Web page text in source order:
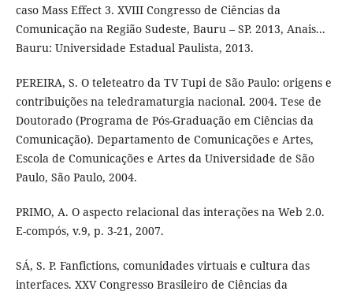
caso Mass Effect 3. XVIII Congresso de Ciências da
Comunicação na Região Sudeste, Bauru – SP. 2013, Anais...
Bauru: Universidade Estadual Paulista, 2013.
PEREIRA, S. O teleteatro da TV Tupi de São Paulo: origens e
contribuições na teledramaturgia nacional. 2004. Tese de
Doutorado (Programa de Pós-Graduação em Ciências da
Comunicação). Departamento de Comunicações e Artes,
Escola de Comunicações e Artes da Universidade de São
Paulo, São Paulo, 2004.
PRIMO, A. O aspecto relacional das interações na Web 2.0.
E-compós, v.9, p. 3-21, 2007.
SÁ, S. P. Fanfictions, comunidades virtuais e cultura das
interfaces. XXV Congresso Brasileiro de Ciências da